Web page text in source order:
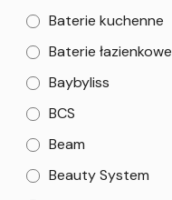
Baterie kuchenne
Baterie łazienkowe
Baybyliss
BCS
Beam
Beauty System